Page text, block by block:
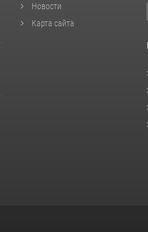
Новости
Карта сайта